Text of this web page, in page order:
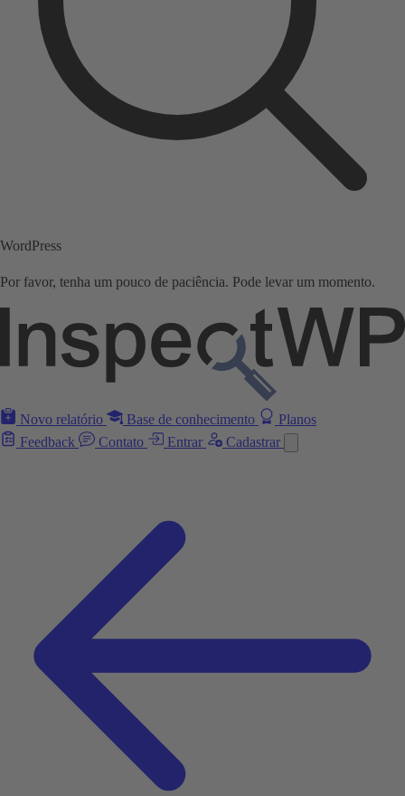
WordPress
Por favor, tenha um pouco de paciência. Pode levar um momento.
Novo relatório Base de conhecimento
Planos
Feedback
Contato Entrar Cadastrar